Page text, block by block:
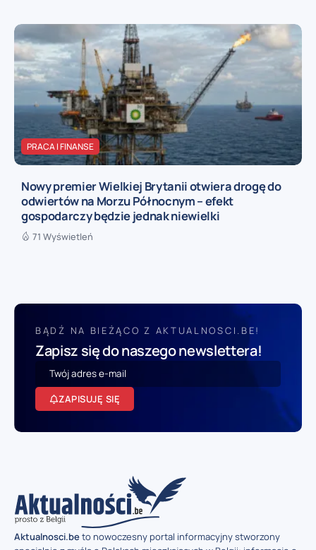
PRACA I FINANSE
Nowy premier Wielkiej Brytanii otwiera drogę do
odwiertów na Morzu Północnym – efekt
gospodarczy będzie jednak niewielki
71 Wyświetleń
BĄDŹ NA BIEŻĄCO Z AKTUALNOSCI.BE!
Zapisz się do naszego newslettera!
ZAPISUJĘ SIĘ
Aktualnosci.beto nowoczesny portal informacyjny stworzony